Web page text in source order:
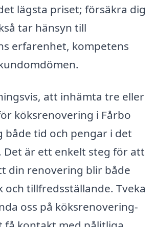
lägsta priset; försäkra dig
tar hänsyn till
erfarenhet, kompetens
att inhämta tre eller
köksrenovering i Fårbo
både tid och pengar i det
Det är ett enkelt steg för att
din renovering blir både
och tillfredsställande. Tveka
oss på köksrenovering-